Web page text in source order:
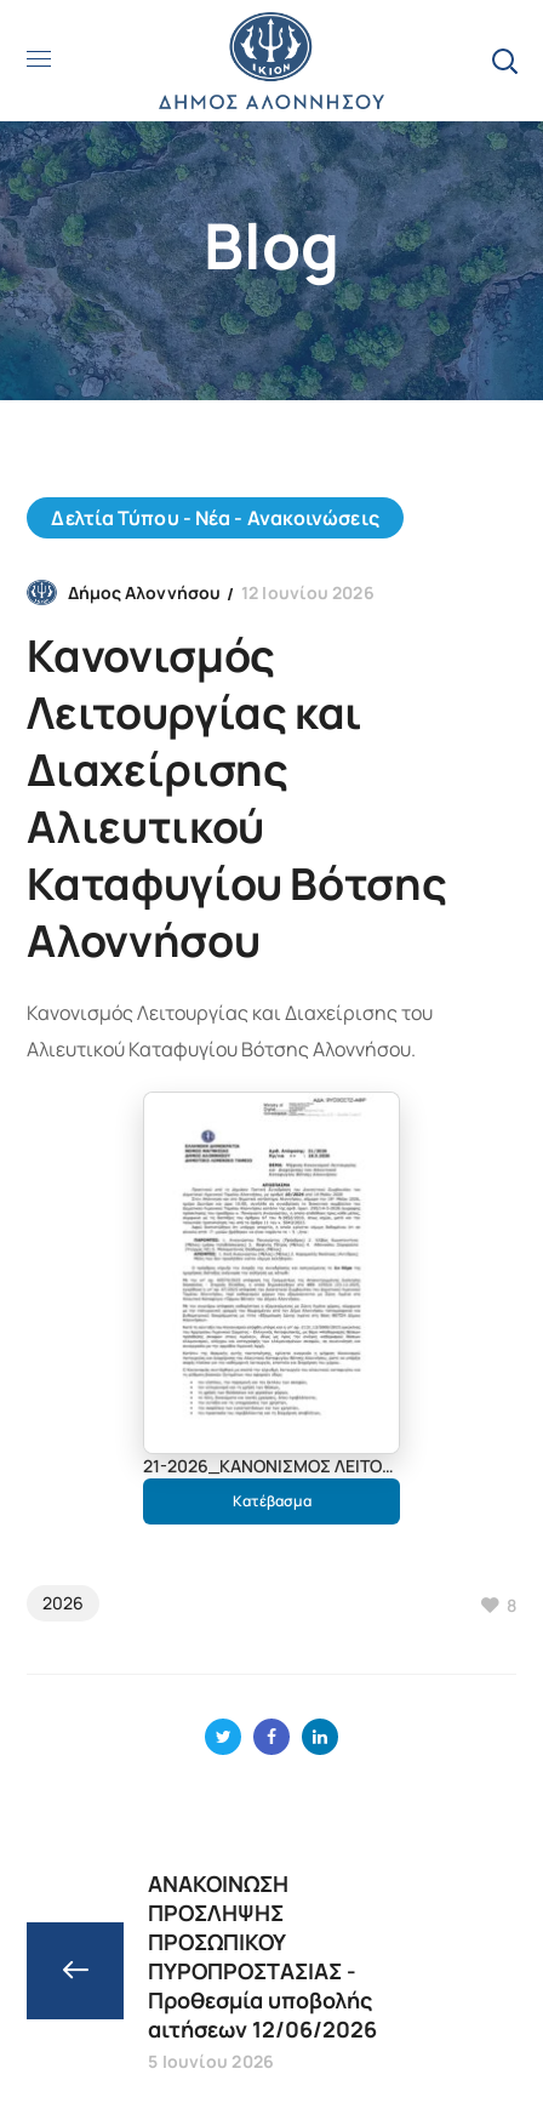
Blog
Δελτία Τύπου - Νέα - Ανακοινώσεις
Δήμος Αλοννήσου 12 Ιουνίου 2026
Κανονισμός
Λειτουργίας και
Διαχείρισης
Αλιευτικού
Καταφυγίου Βότσης
Αλοννήσου
Κανονισμός Λειτουργίας και Διαχείρισης του
Αλιευτικού Καταφυγίου Βότσης Αλοννήσου.
21-2026_ΚΑΝΟΝΙΣΜΟΣ ΛΕΙΤΟΥΡΓΙΑΣ ΑΛΙΕΥΤΙΚΟΥ ΚΑΤΑΦΥΓΙΟΥ ΒΟΤΣΗΣ_9ΥΟ3ΟΞΤΖ-ΑΦΡ
Κατέβασμα
2026 8
ΑΝΑΚΟΙΝΩΣΗ
ΠΡΟΣΛΗΨΗΣ
ΠΡΟΣΩΠΙΚΟΥ
ΠΥΡΟΠΡΟΣΤΑΣΙΑΣ -
Προθεσμία υποβολής
αιτήσεων 12/06/2026
5 Ιουνίου 2026